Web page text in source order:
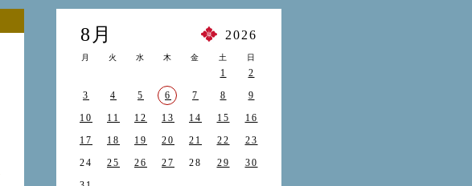
8月 2026
月 火 水 木 金 土 日
1
2
3
4 5 6 7 8
9
10
11 12 13 14 15
16
17
18 19 20 21 22
23
24
25 26 27 28 29
30